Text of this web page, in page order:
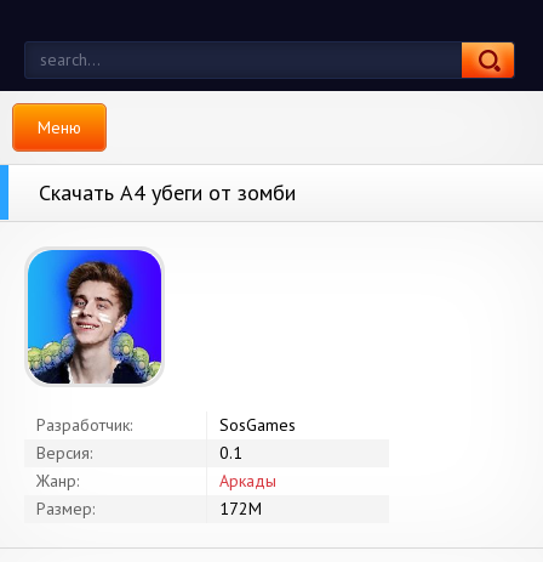
Меню
Скачать А4 убеги от зомби
Разработчик:
SosGames
Версия:
0.1
Жанр:
Аркады
Размер:
172M